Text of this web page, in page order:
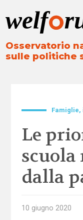
Osservatorio
sulle politiche
Famiglie,
Le
dalla
10 giugno 2020